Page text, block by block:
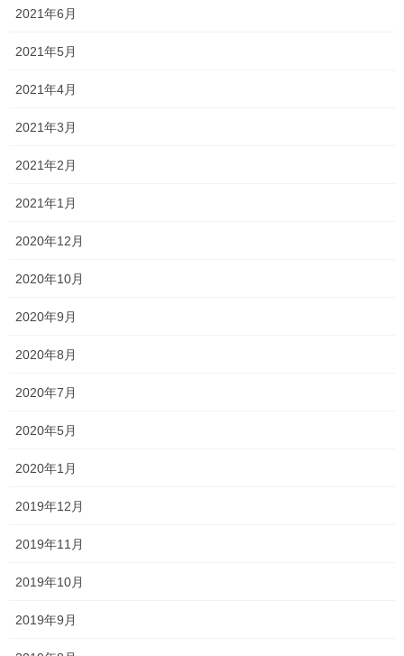
若いうちは良いですがいずれ今後の
ことを考えると
薄くなってしまってからでは取り返
しがつかないですからね。
こっちの方が私的には重要。
かなり重要。
いるのは
2021年6月
2021年5月
2021年4月
2021年3月
2021年2月
2021年1月
2020年12月
2020年10月
2020年9月
2020年8月
2020年7月
2020年5月
2020年1月
2019年12月
2019年11月
2019年10月
2019年9月